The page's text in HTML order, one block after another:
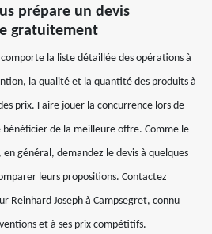
prépare un devis
gratuitement
la liste détaillée des opérations à
la qualité et la quantité des produits à
prix. Faire jouer la concurrence lors de
de la meilleure offre. Comme le
général, demandez le devis à quelques
leurs propositions. Contactez
Reinhard Joseph à Campsegret, connu
et à ses prix compétitifs.